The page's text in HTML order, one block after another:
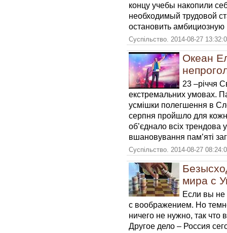
концу учебы накопили
необходимый трудовой
остановить
Суспільство. 2014-08-27
Океан
23 –річчя
екстремальних умовах.
усмішки полегшення в
серпня пройшло для
об’єднало всіх трендова
вшановування пам’яті
Суспільство. 2014-08-27
мира с
Если вы не
с воображением. Но
ничего не нужно, так
Другое дело – Россия